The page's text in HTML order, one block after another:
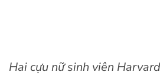
Hai cựu nữ sinh viên